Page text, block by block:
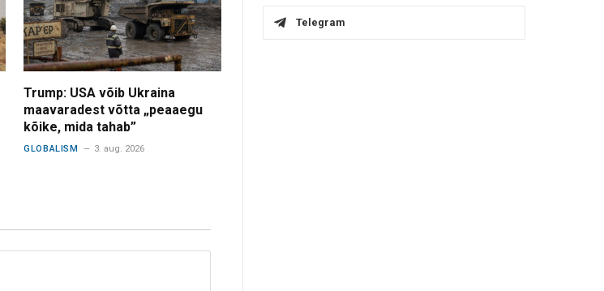
Trump: USA võib Ukraina
maavaradest võtta „peaaegu
kõike, mida tahab”
GLOBALISM 3. aug. 2026
Telegram